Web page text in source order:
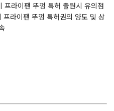
라이팬 뚜껑 특허 출원시 유의점
라이팬 뚜껑 특허권의 양도 및 상